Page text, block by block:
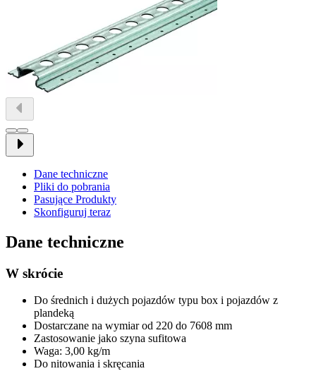
Dane techniczne
Pliki do pobrania
Pasujące Produkty
Skonfiguruj teraz
Dane techniczne
W skrócie
Do średnich i dużych pojazdów typu box i pojazdów z
plandeką
Dostarczane na wymiar od 220 do 7608 mm
Zastosowanie jako szyna sufitowa
Waga: 3,00 kg/m
Do nitowania i skręcania